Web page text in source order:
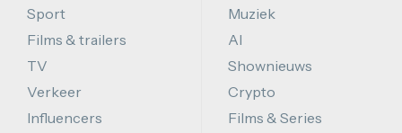
Sport
Films & trailers
TV
Verkeer
Influencers
Muziek
AI
Shownieuws
Crypto
Films & Series